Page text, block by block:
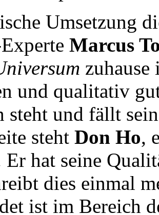
Umsetzung
Marcus
und qualitativ
steht und fällt
steht Don Ho,
Er hat seine
dies einmal
ist im Bereich